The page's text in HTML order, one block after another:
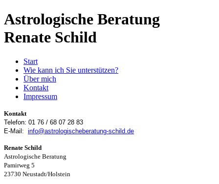
Astrologische Beratung
Renate Schild
Start
Wie kann ich Sie unterstützen?
Über mich
Kontakt
Impressum
Kontakt
Telefon: 01 76 / 68 07 28 83
E-Mail: info@astrologischeberatung-schild.de
Renate Schild
Astrologische Beratung
Pamirweg 5
23730 Neustadt/Holstein